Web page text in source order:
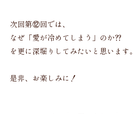
次回第⑫回では、
なぜ「愛が冷めてしまう」のか⁇
を更に深堀りしてみたいと思います。
是非、お楽しみに！